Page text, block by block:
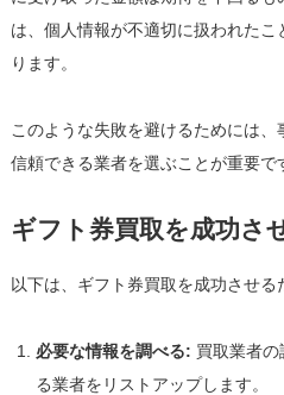
は、個人情報が不適切に扱われた
ります。
このような失敗を避けるためには、
信頼できる業者を選ぶことが重要で
ギフト券買取を成功さ
以下は、ギフト券買取を成功させる
必要な情報を調べる: 買取業者の
る業者をリストアップします。